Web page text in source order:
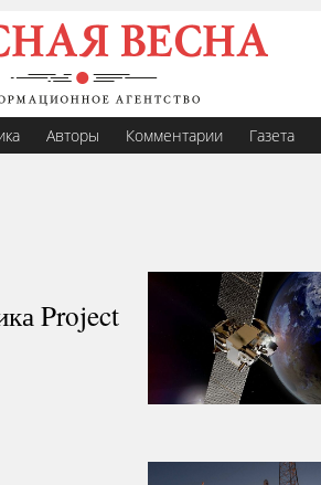
Авторы Комментарии Газета
Project